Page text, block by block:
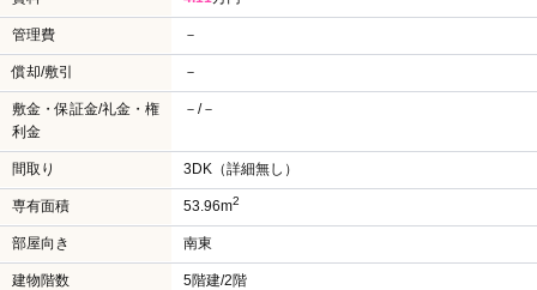
管理費 －
償却/敷引 －
敷金・保証金/礼金・権
利金
－/－
間取り 3DK（詳細無し）
専有面積 53.96m2
部屋向き 南東
建物階数 5階建/2階